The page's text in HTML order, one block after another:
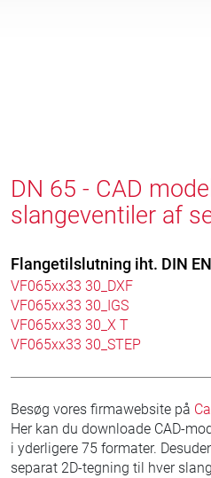
DN 65 - CAD
slangeventiler af
Flangetilslutning iht. DIN
VF065xx33 30_DXF
VF065xx33 30_IGS
VF065xx33 30_X T
VF065xx33 30_STEP
Besøg vores firmawebsite på
Her kan du downloade CAD-
i yderligere 75 formater.
separat 2D-tegning til hver